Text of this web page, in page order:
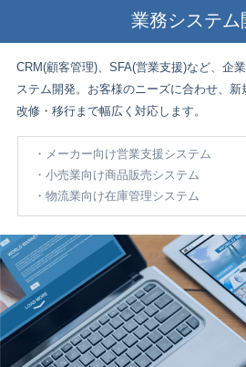
業務システム
CRM(顧客管理)、SFA(営業支援)など、企
ステム開発。お客様のニーズに合わせ、
改修・移行まで幅広く対応します。
メーカー向け営業支援システム
小売業向け商品販売システム
物流業向け在庫管理システム